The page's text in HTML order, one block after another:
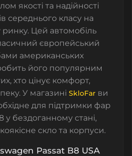
якості та надійності
середнього класу на
Цей автомобіль
європейський
американських
його популярним
хто цінує комфорт,
У магазині SkloFar ви
для підтримки фар
у бездоганному стані,
скло та корпуси.
Passat B8 USA